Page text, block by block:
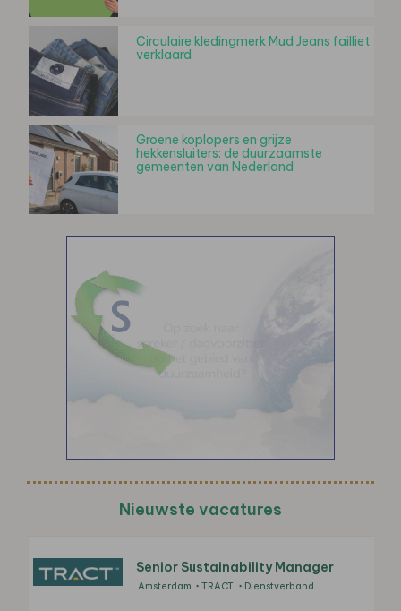
Circulaire kledingmerk Mud Jeans failliet
verklaard
Groene koplopers en grijze
hekkensluiters: de duurzaamste
gemeenten van Nederland
Nieuwste vacatures
Senior Sustainability Manager
Amsterdam TRACT Dienstverband